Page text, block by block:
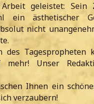
geleistet:
ein ästhetischer
nicht
Tagespropheten
Unser
Ihnen ein
verzaubern!